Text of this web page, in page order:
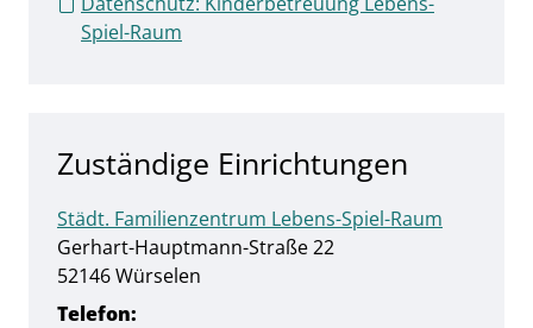
Spiel-Raum
Zuständige Einrichtungen
Städt. Familienzentrum Lebens-Spiel-Raum
Straße:
Gerhart-Hauptmann-Straße Hausnummer:
22
PLZ:
52146Ort:
Würselen
Telefon: